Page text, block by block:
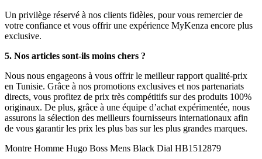
Un privilège réservé à nos clients fidèles, pour vous remercier de
votre confiance et vous offrir une expérience MyKenza encore plus
exclusive.
5. Nos articles sont-ils moins chers ?
Nous nous engageons à vous offrir le meilleur rapport qualité-prix
en Tunisie. Grâce à nos promotions exclusives et nos partenariats
directs, vous profitez de prix très compétitifs sur des produits 100%
originaux. De plus, grâce à une équipe d’achat expérimentée, nous
assurons la sélection des meilleurs fournisseurs internationaux afin
de vous garantir les prix les plus bas sur les plus grandes marques.
Montre Homme Hugo Boss Mens Black Dial HB1512879